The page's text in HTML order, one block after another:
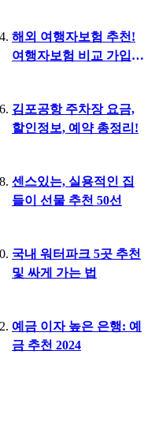
해외 여행자보험 추천!
여행자보험 비교 가입부
김포공항 주차장 요금,
할인정보, 예약 총정리!
센스있는, 실용적인 집
들이 선물 추천 50선
국내 워터파크 5곳 추천
및 싸게 가는 법
예금 이자 높은 은행: 예
금 추천 2024